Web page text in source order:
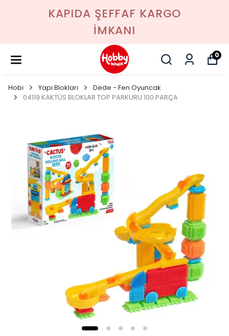
KAPIDA ŞEFFAF KARGO
İMKANI
0
Hobi Yapı Blokları
Dede - Fen Oyuncak
04119 KAKTÜS BLOKLAR TOP PARKURU 100 PARÇA